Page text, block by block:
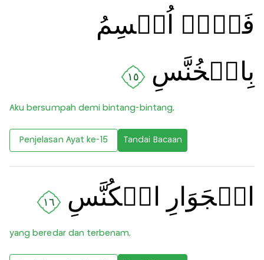
فَلَاۤ اُقۡسِمُ
بِالۡخُنَّسِ ١٥
Aku bersumpah demi bintang-bintang,
Penjelasan Ayat ke-15 Tandai Bacaan
الۡجَوَارِ الۡكُنَّسِ ١٦
yang beredar dan terbenam,